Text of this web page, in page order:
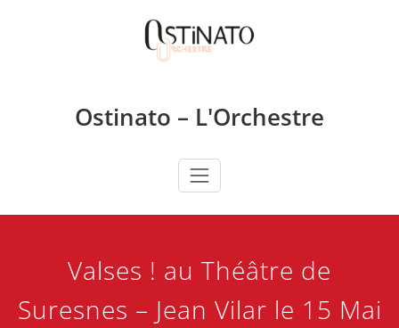
Ostinato – L'Orchestre
Valses ! au Théâtre de
Suresnes – Jean Vilar le 15 Mai